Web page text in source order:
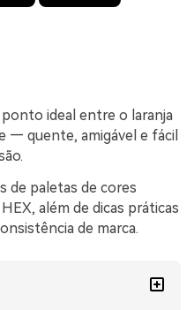
ideal entre o laranja
— quente, amigável e fácil
de paletas de cores
além de dicas práticas
de marca.